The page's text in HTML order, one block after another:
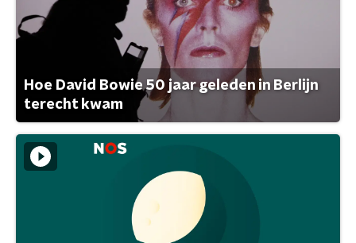
Hoe David Bowie 50 jaar geleden in Berlijn
terecht kwam